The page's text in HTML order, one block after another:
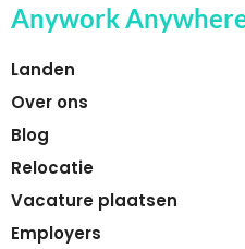
Anywork
Landen
Over ons
Blog
Relocatie
Vacature plaatsen
Employers